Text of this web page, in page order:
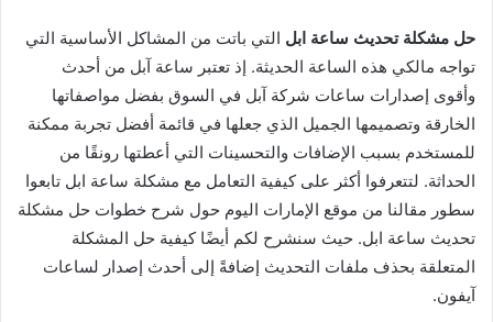
حل مشكلة تحديث ساعة ابل التي باتت من المشاكل الأساسية التي
تواجه مالكي هذه الساعة الحديثة. إذ تعتبر ساعة آبل من أحدث
وأقوى إصدارات ساعات شركة آبل في السوق بفضل مواصفاتها
الخارقة وتصميمها الجميل الذي جعلها في قائمة أفضل تجربة ممكنة
للمستخدم بسبب الإضافات والتحسينات التي أعطتها رونقًا من
الحداثة. لتتعرفوا أكثر على كيفية التعامل مع مشكلة ساعة ابل تابعوا
سطور مقالنا من موقع الإمارات اليوم حول شرح خطوات حل مشكلة
تحديث ساعة ابل. حيث سنشرح لكم أيضًا كيفية حل المشكلة
المتعلقة بحذف ملفات التحديث إضافةً إلى أحدث إصدار لساعات
آيفون.